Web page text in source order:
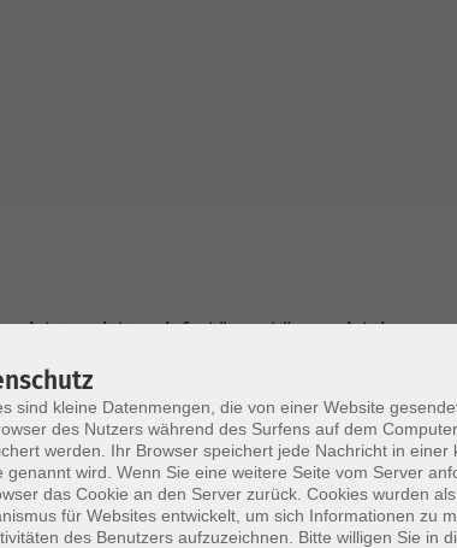
reicht es nicht, „einfach“ zuzuhören. Wichtige
zuhörende Person nicht ganz auf ihr
reden animiert. Eine Methode für die effektive
„aktive Zuhören“. Sie bietet eine Anleitung,
Gegenübers wirklich zu verstehen und durch
besseren Ergebnissen zukommen. „Aktives
für Teammitglieder und
sind kleine Datenmengen, die von einer Website
des Nutzers während des Surfens auf dem
werden. Ihr Browser speichert jede Nachricht in einer
genannt wird. Wenn Sie eine weitere Seite vom Server
das Cookie an den Server zurück. Cookies wurden
für Websites entwickelt, um sich Informationen zu
des Benutzers aufzuzeichnen. Bitte willigen Sie in